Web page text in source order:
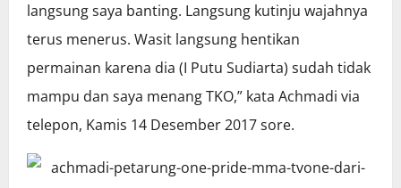
langsung saya banting. Langsung kutinju wajahnya
terus menerus. Wasit langsung hentikan
permainan karena dia (I Putu Sudiarta) sudah tidak
mampu dan saya menang TKO,” kata Achmadi via
telepon, Kamis 14 Desember 2017 sore.